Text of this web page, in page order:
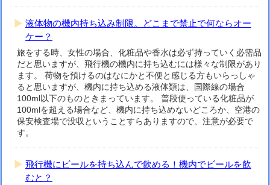
液体物の機内持ち込み制限。どこまで禁止で何ならオー
ケー？
旅をする時、女性の場合、化粧品や香水は必ず持っていく必需品
だと思いますが、飛行機の機内に持ち込むには様々な制限があり
ます。 荷物を預けるのはなにかと不便と感じる方もいらっしゃ
ると思いますが、機内に持ち込める液体類は、国際線の場合
100ml以下のものときまっています。 普段使っている化粧品が
100mlを超える場合など、機内に持ち込めないどころか、空港の
保安検査場で没収ということすらありますので、注意が必要で
す。
飛行機にビールを持ち込んで飲める！機内でビールを飲
むと？